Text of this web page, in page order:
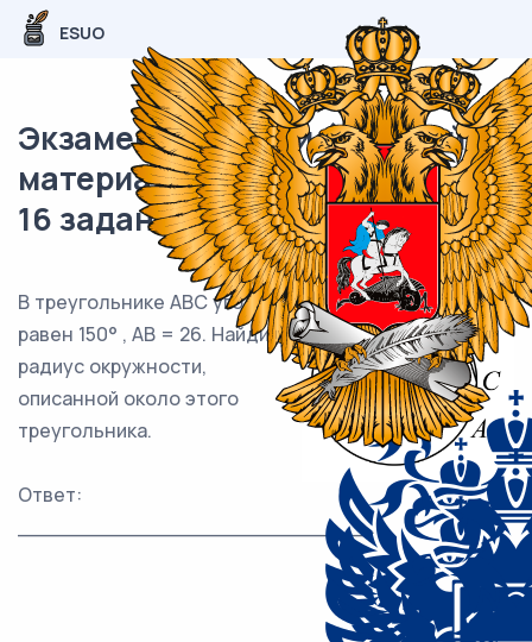
ESUO
Экзаменационный (типовой)
материал ОГЭ / Математика /
16 задания (24) / 93
В треугольнике ABC угол C
равен 150° , AB = 26. Найдите
радиус окружности,
описанной около этого
треугольника.
Ответ:
___________________________.